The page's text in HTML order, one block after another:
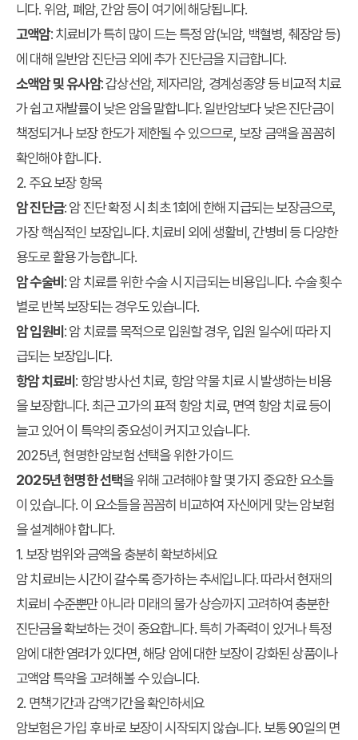
니다. 위암, 폐암, 간암 등이 여기에 해당됩니다.
고액암: 치료비가 특히 많이 드는 특정 암(뇌암, 백혈병, 췌장암 등)
에 대해 일반암 진단금 외에 추가 진단금을 지급합니다.
소액암 및 유사암: 갑상선암, 제자리암, 경계성종양 등 비교적 치료
가 쉽고 재발률이 낮은 암을 말합니다. 일반암보다 낮은 진단금이
책정되거나 보장 한도가 제한될 수 있으므로, 보장 금액을 꼼꼼히
확인해야 합니다.
2. 주요 보장 항목
암 진단금: 암 진단 확정 시 최초 1회에 한해 지급되는 보장금으로,
가장 핵심적인 보장입니다. 치료비 외에 생활비, 간병비 등 다양한
용도로 활용 가능합니다.
암 수술비 : 암 치료를 위한 수술 시 지급되는 비용입니다. 수술 횟수
별로 반복 보장되는 경우도 있습니다.
암 입원비 : 암 치료를 목적으로 입원할 경우, 입원 일수에 따라 지
급되는 보장입니다.
항암 치료비 : 항암 방사선 치료, 항암 약물 치료 시 발생하는 비용
을 보장합니다. 최근 고가의 표적 항암 치료, 면역 항암 치료 등이
늘고 있어 이 특약의 중요성이 커지고 있습니다.
2025년, 현명한 암보험 선택을 위한 가이드
2025년 현명한 선택을 위해 고려해야 할 몇 가지 중요한 요소들
이 있습니다. 이 요소들을 꼼꼼히 비교하여 자신에게 맞는 암보험
을 설계해야 합니다.
1. 보장 범위와 금액을 충분히 확보하세요
암 치료비는 시간이 갈수록 증가하는 추세입니다. 따라서 현재의
치료비 수준뿐만 아니라 미래의 물가 상승까지 고려하여 충분한
진단금을 확보하는 것이 중요합니다. 특히 가족력이 있거나 특정
암에 대한 염려가 있다면, 해당 암에 대한 보장이 강화된 상품이나
고액암 특약을 고려해볼 수 있습니다.
2. 면책기간과 감액기간을 확인하세요
암보험은 가입 후 바로 보장이 시작되지 않습니다. 보통 90일의 면